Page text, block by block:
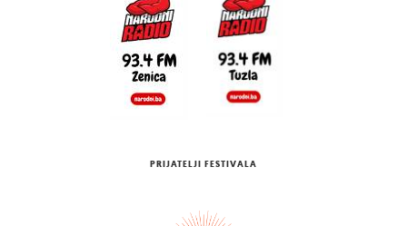
PRIJATELJI FESTIVALA